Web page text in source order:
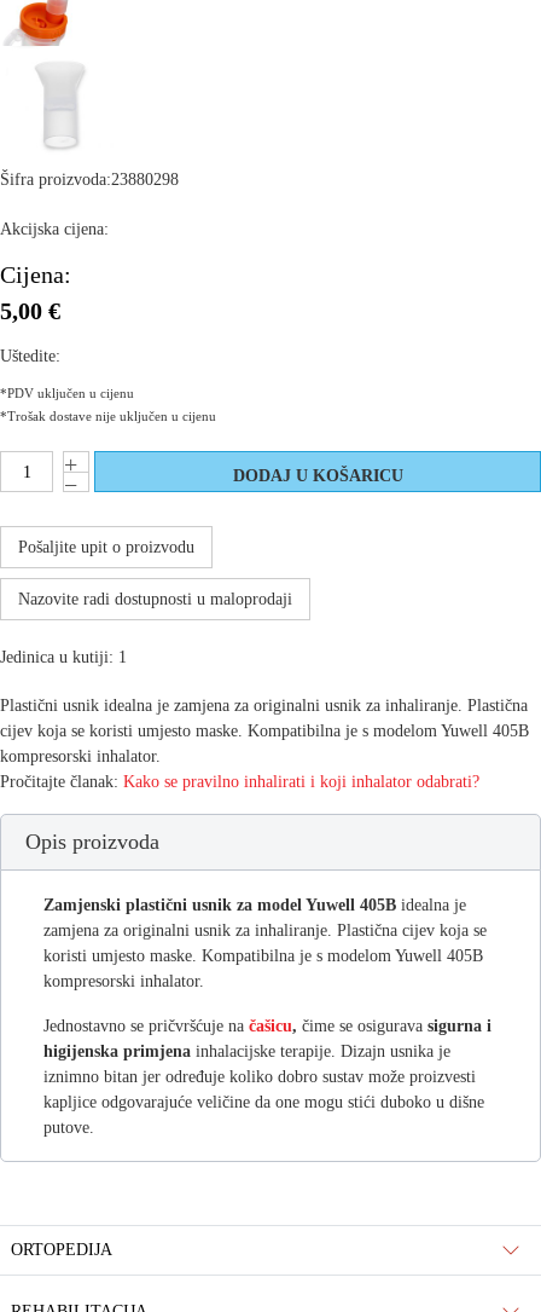
ORTOPEDIJA
Šifra proizvoda:23880298
Akcijska cijena:
Cijena:
5,00 €
Uštedite:
*PDV uključen u cijenu
*Trošak dostave nije uključen u cijenu
Pošaljite upit o proizvodu
Nazovite radi dostupnosti u maloprodaji
Jedinica u kutiji: 1
Plastični usnik idealna je zamjena za originalni usnik za inhaliranje. Plastična
cijev koja se koristi umjesto maske. Kompatibilna je s modelom Yuwell 405B
kompresorski inhalator.
Pročitajte članak: Kako se pravilno inhalirati i koji inhalator odabrati?
Opis proizvoda
Zamjenski plastični usnik za model Yuwell 405B idealna je
zamjena za originalni usnik za inhaliranje. Plastična cijev koja se
koristi umjesto maske. Kompatibilna je s modelom Yuwell 405B
kompresorski inhalator.
Jednostavno se pričvršćuje na čašicu, čime se osigurava sigurna i
higijenska primjena inhalacijske terapije. Dizajn usnika je
iznimno bitan jer određuje koliko dobro sustav može proizvesti
kapljice odgovarajuće veličine da one mogu stići duboko u dišne
putove.